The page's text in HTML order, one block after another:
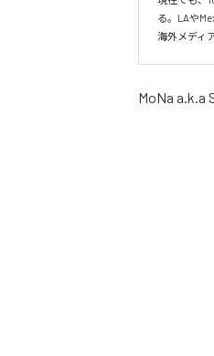
る。LAや
海外メディ
MoNa a.k.a